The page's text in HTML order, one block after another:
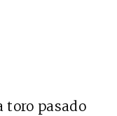
toro pasado